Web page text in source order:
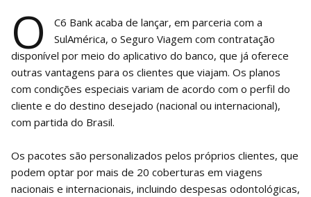
O
C6 Bank acaba de lançar, em parceria com a
SulAmérica, o Seguro Viagem com contratação
disponível por meio do aplicativo do banco, que já oferece
outras vantagens para os clientes que viajam. Os planos
com condições especiais variam de acordo com o perfil do
cliente e do destino desejado (nacional ou internacional),
com partida do Brasil.
Os pacotes são personalizados pelos próprios clientes, que
podem optar por mais de 20 coberturas em viagens
nacionais e internacionais, incluindo despesas odontológicas,